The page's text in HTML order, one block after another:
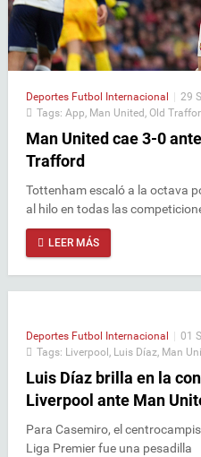
Deportes Futbol Internacional | 29
Tags: App Man United Old
Man United cae 3-0
Trafford
Tottenham escaló a la octava
al hilo en todas las
LEER MÁS
Deportes Futbol Internacional | 01
Tags: Liverpool Luis Díaz Man
Luis Díaz brilla en la
Liverpool ante Man
Para Casemiro, el
Liga Premier fue una pesadilla